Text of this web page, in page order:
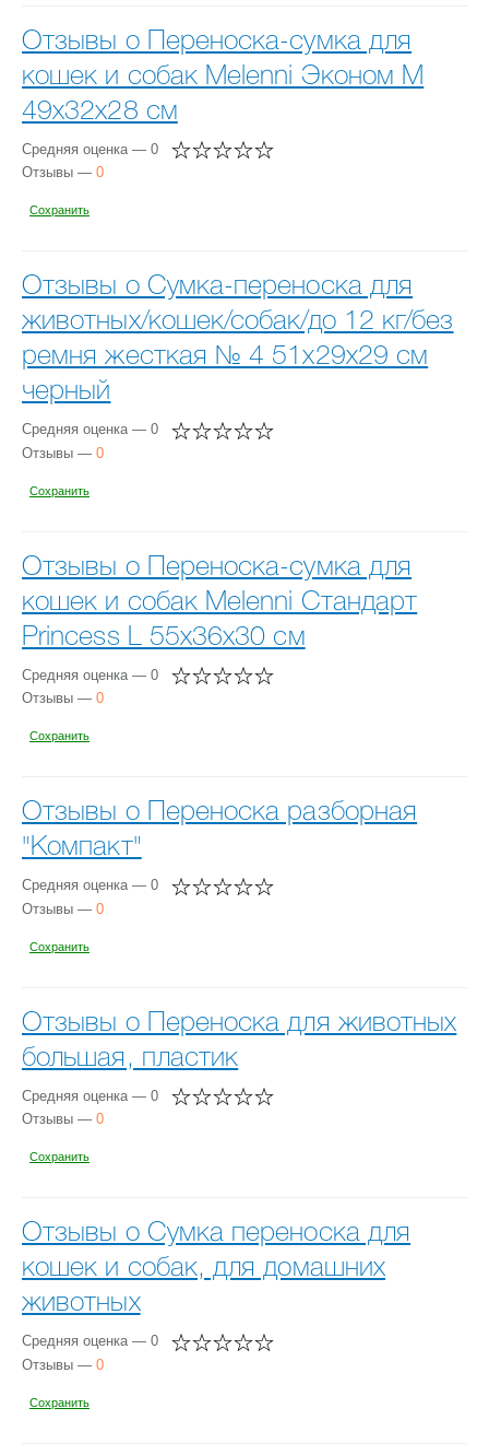
Отзывы о Переноска-сумка для
кошек и собак Melenni Эконом M
49х32х28 см
Средняя оценка — 0
Отзывы — 0
Сохранить
Отзывы о Сумка-переноска для
животных/кошек/собак/до 12 кг/без
ремня жесткая № 4 51x29x29 см
черный
Средняя оценка — 0
Отзывы — 0
Сохранить
Отзывы о Переноска-сумка для
кошек и собак Melenni Стандарт
Princess L 55х36х30 см
Средняя оценка — 0
Отзывы — 0
Сохранить
Отзывы о Переноска разборная
"Компакт"
Средняя оценка — 0
Отзывы — 0
Сохранить
Отзывы о Переноска для животных
большая, пластик
Средняя оценка — 0
Отзывы — 0
Сохранить
Отзывы о Сумка переноска для
кошек и собак, для домашних
животных
Средняя оценка — 0
Отзывы — 0
Сохранить